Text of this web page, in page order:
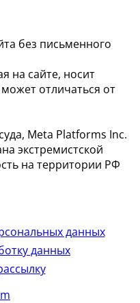
без письменного
на сайте, носит
отличаться от
Meta Platforms Inc.
экстремистской
на территории РФ
данных
данных